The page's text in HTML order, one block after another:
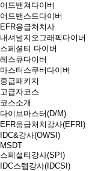
어드밴쳐다이버
어드밴스드다이버
EFR응급처치사
내셔널지오그래픽다이버
스페셜티 다이버
레스큐다이버
마스터스쿠버다이버
중급패키지
고급자코스
코스소개
다이브마스터(D/M)
EFR응급처치강사(EFRI)
IDC&강사(OWSI)
MSDT
스페셜티강사(SPI)
IDC스텝강사(IDCSI)